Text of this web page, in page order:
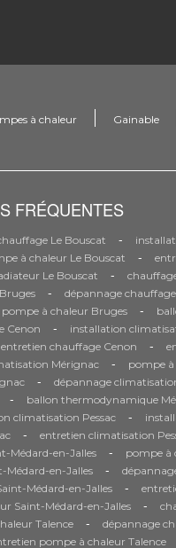
à chaleur Gainable
FRÉQUENTES
Le Bouscat -
à chaleur Le Bouscat -
Le Bouscat -
- dépannage
à chaleur Bruges -
Cenon - installation
entretien chauffage Cenon -
Mérignac - pompe
- dépannage
- ballon thermodynamique
climatisation Pessac -
- entretien climatisation
Médard-en-Jalles - pompe à
Médard-en-Jalles -
Médard-en-Jalles -
Saint-Médard-en-Jalles -
Talence - dépannage
pompe à chaleur Talence